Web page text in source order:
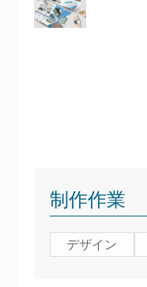
制作作業
デザイン